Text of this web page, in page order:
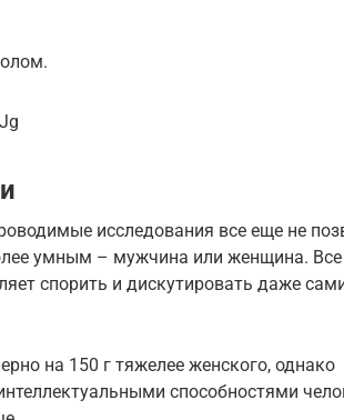
исследования все еще не
умным – мужчина или женщина.
спорить и дискутировать даже
на 150 г тяжелее женского, однако
способностями